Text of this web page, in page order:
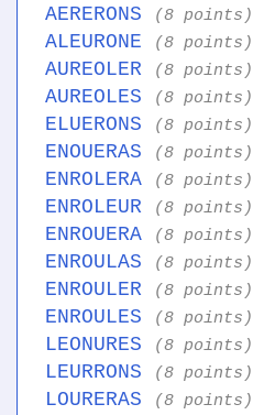
AERERONS (8 points)
ALEURONE (8 points)
AUREOLER (8 points)
AUREOLES (8 points)
ELUERONS (8 points)
ENOUERAS (8 points)
ENROLERA (8 points)
ENROLEUR (8 points)
ENROUERA (8 points)
ENROULAS (8 points)
ENROULER (8 points)
ENROULES (8 points)
LEONURES (8 points)
LEURRONS (8 points)
LOURERAS (8 points)